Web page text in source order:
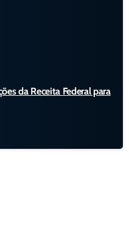
da Receita Federal para